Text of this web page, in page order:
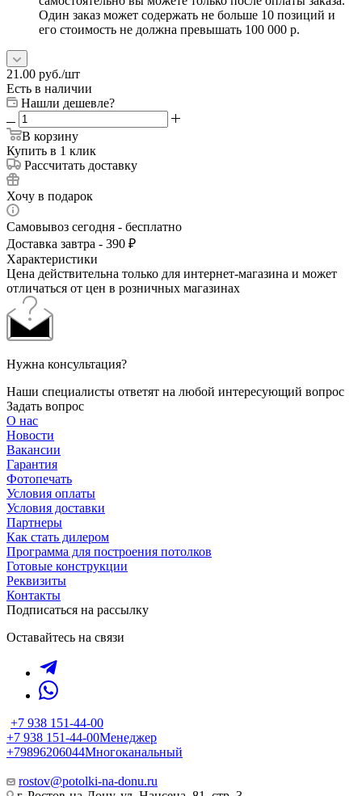
Один заказ может содержать не больше 10 позиций и
его стоимость не должна превышать 100 000 р.
21.00 руб./шт
Есть в наличии
Нашли дешевле?
В корзину
Купить в 1 клик
Рассчитать доставку
Хочу в подарок
Самовывоз сегодня - бесплатно
Доставка завтра - 390 ₽
Характеристики
Цена действительна только для интернет-магазина и может
отличаться от цен в розничных магазинах
Нужна консультация?
Наши специалисты ответят на любой интересующий вопрос
Задать вопрос
О нас
Новости
Вакансии
Гарантия
Фотопечать
Условия оплаты
Условия доставки
Партнеры
Как стать дилером
Программа для построения потолков
Готовые конструкции
Реквизиты
Контакты
Подписаться на рассылку
Оставайтесь на связи
+7 938 151-44-00
+7 938 151-44-00Менеджер
+79896206044Многоканальный
rostov@potolki-na-donu.ru